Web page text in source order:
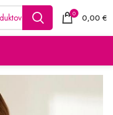
0 0,00 €